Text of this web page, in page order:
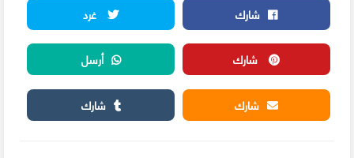
شارك
غرد
شارك
أرسل
شارك
شارك